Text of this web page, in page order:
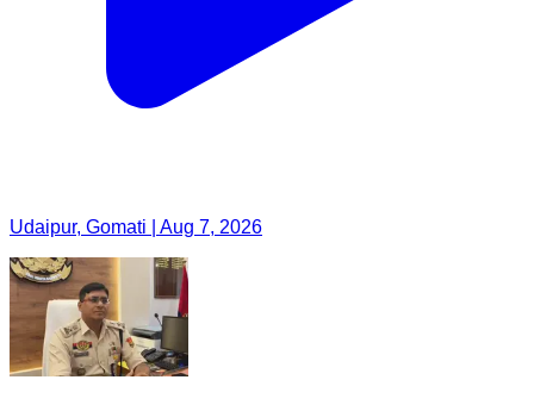
Udaipur, Gomati | Aug 7, 2026